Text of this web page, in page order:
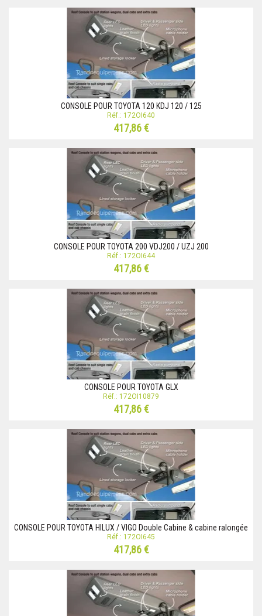
CONSOLE POUR TOYOTA 120 KDJ 120 / 125
Réf.: 172OI640
417,86 €
CONSOLE POUR TOYOTA 200 VDJ200 / UZJ 200
Réf.: 172OI644
417,86 €
CONSOLE POUR TOYOTA GLX
Réf.: 172OI10879
417,86 €
CONSOLE POUR TOYOTA HILUX / VIGO Double Cabine & cabine ralongée
Réf.: 172OI645
417,86 €